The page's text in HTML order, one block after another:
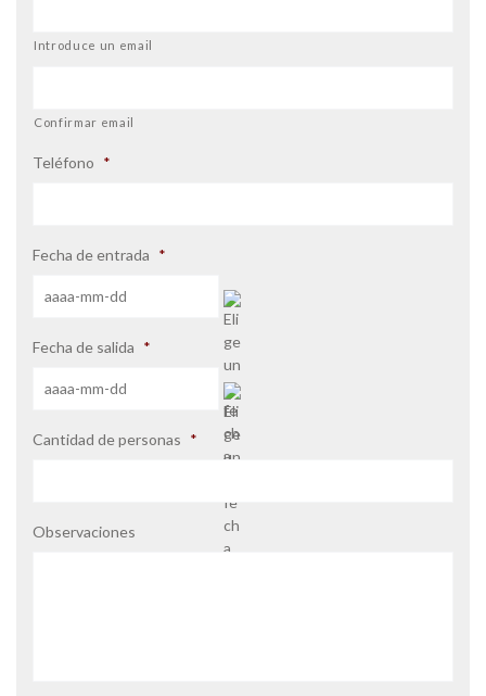
Introduce un email
Confirmar email
Teléfono *
Fecha de entrada *
barra
barra
Fecha de salida *
barra
Cantidad de personas *
Observaciones